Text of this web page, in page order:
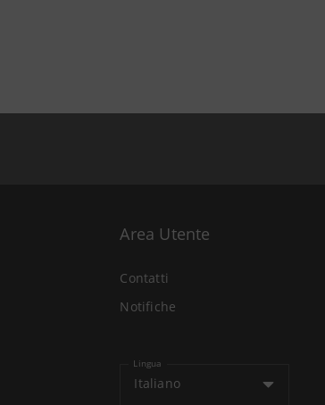
Area Utente
Contatti
Notifiche
Lingua
Italiano